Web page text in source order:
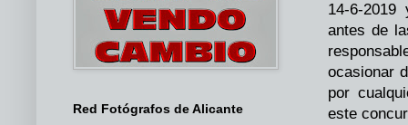
14-6-
antes de
ocasionar
por
este
Red Fotógrafos de Alicante